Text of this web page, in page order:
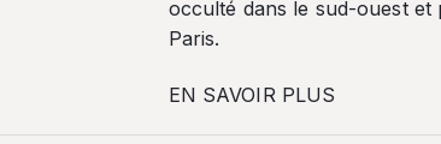
occulté dans le sud-ouest et
Paris.
EN SAVOIR PLUS